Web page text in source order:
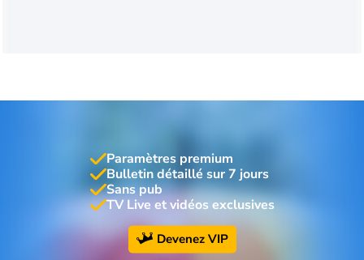
Paramètres premium
Bulletin détaillé sur 7 jours
Sans pub
TV Live et vidéos exclusives
Devenez VIP